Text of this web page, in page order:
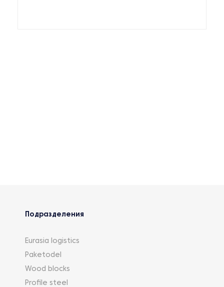
Подразделения
Eurasia logistics
Paketodel
Wood blocks
Profile steel